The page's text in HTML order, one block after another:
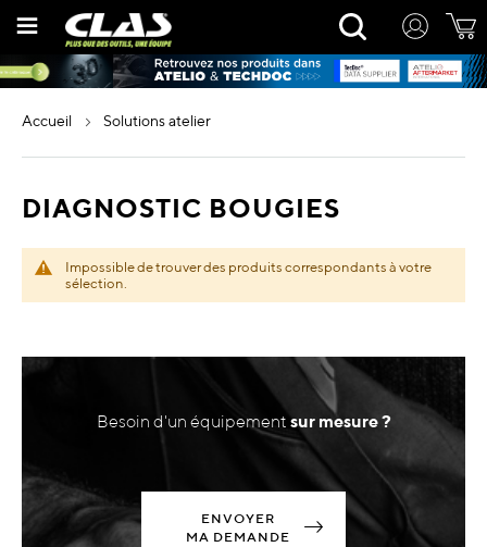
Rechercher
accueil solutions atelier
DIAGNOSTIC BOUGIES
Impossible de trouver des produits correspondants à votre
sélection.
Besoin d'un équipement sur mesure ?
ENVOYER
MA DEMANDE